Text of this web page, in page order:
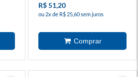
R$ 51,20
ou 2x de R$ 25,60 sem juros